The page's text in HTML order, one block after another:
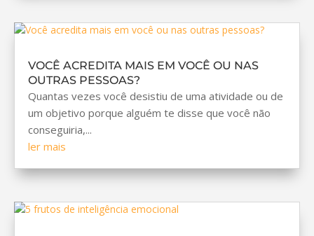
VOCÊ ACREDITA MAIS EM VOCÊ OU NAS
OUTRAS PESSOAS?
Quantas vezes você desistiu de uma atividade ou de
um objetivo porque alguém te disse que você não
conseguiria,...
ler mais